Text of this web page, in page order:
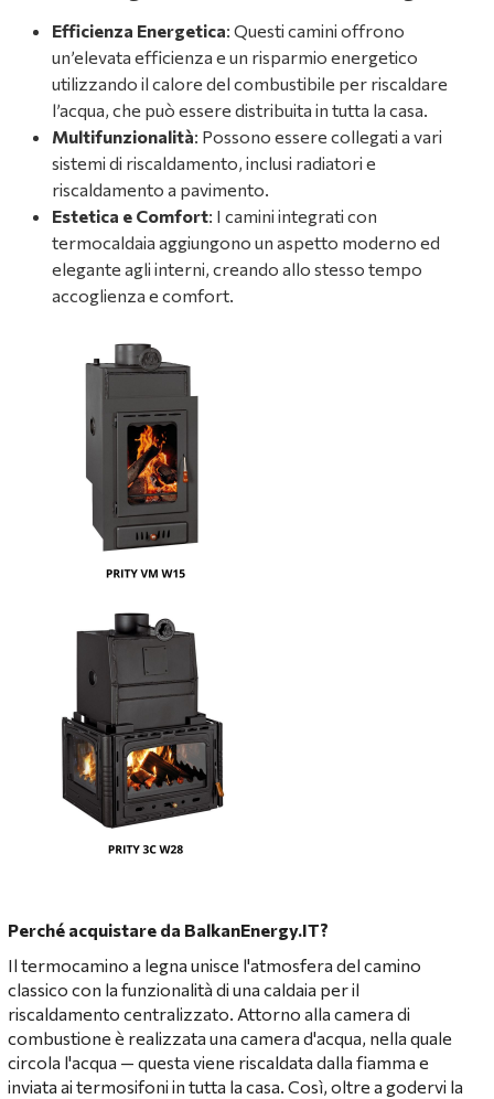
Efficienza Energetica: Questi camini offrono
un’elevata efficienza e un risparmio energetico
utilizzando il calore del combustibile per riscaldare
l’acqua, che può essere distribuita in tutta la casa.
Multifunzionalità: Possono essere collegati a vari
sistemi di riscaldamento, inclusi radiatori e
riscaldamento a pavimento.
Estetica e Comfort: I camini integrati con
termocaldaia aggiungono un aspetto moderno ed
elegante agli interni, creando allo stesso tempo
accoglienza e comfort.
Perché acquistare da BalkanEnergy.IT?
Il termocamino a legna unisce l'atmosfera del camino
classico con la funzionalità di una caldaia per il
riscaldamento centralizzato. Attorno alla camera di
combustione è realizzata una camera d'acqua, nella quale
circola l'acqua — questa viene riscaldata dalla fiamma e
inviata ai termosifoni in tutta la casa. Così, oltre a godervi la